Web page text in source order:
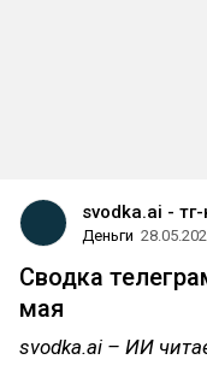
svodka.ai -
Деньги
Сводка
мая
svodka.ai – ИИ